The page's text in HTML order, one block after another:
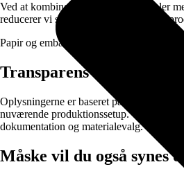
Ved at kombinere ansvarlige materialer
reducerer vi spild og unødvendig
Papir og emballage kan sorteres til
Transparens
Oplysningerne er baseret på data fra
nuværende produktionssetup. Vi arbejder
dokumentation og materialevalg.
Måske vil du også synes